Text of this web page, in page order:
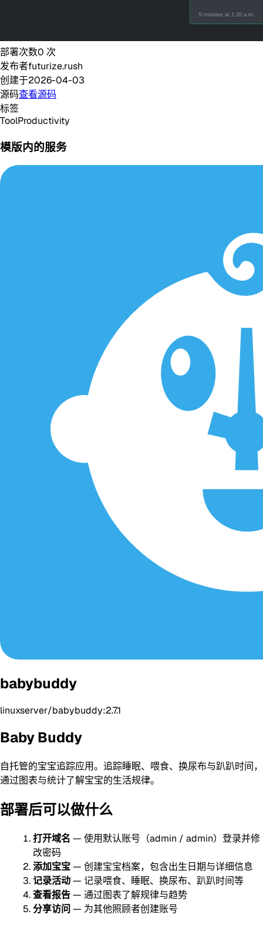
部署次数0 次
发布者futurize.rush
创建于2026-04-03
源码查看源码
标签
ToolProductivity
模版内的服务
babybuddy
linuxserver/babybuddy:2.7.1
Baby Buddy
自托管的宝宝追踪应用。追踪睡眠、喂食、换尿布与趴趴时间，
通过图表与统计了解宝宝的生活规律。
部署后可以做什么
打开域名 — 使用默认账号（admin / admin）登录并修
改密码
添加宝宝— 创建宝宝档案，包含出生日期与详细信息
记录活动— 记录喂食、睡眠、换尿布、趴趴时间等
查看报告— 通过图表了解规律与趋势
分享访问 — 为其他照顾者创建账号